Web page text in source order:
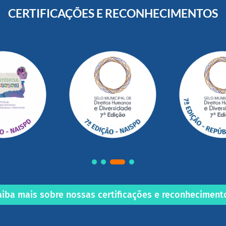
CERTIFICAÇÕES E RECONHECIMENTOS
mais sobre nossas certificações e